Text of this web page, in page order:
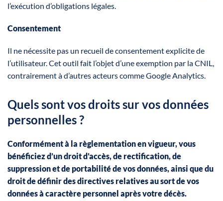
l’exécution d’obligations légales.
Consentement
Il ne nécessite pas un recueil de consentement explicite de
l’utilisateur. Cet outil fait l’objet d’une exemption par la CNIL,
contrairement à d’autres acteurs comme Google Analytics.
Quels sont vos droits sur vos données
personnelles ?
Conformément à la règlementation en vigueur, vous
bénéficiez d’un droit d’accès, de rectification, de
suppression et de portabilité de vos données, ainsi que du
droit de définir des directives relatives au sort de vos
données à caractère personnel après votre décès.